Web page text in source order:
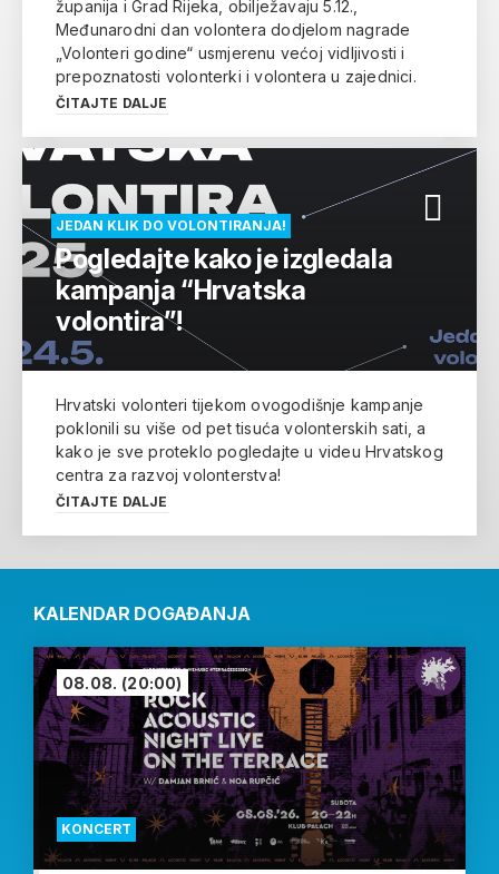
županija i Grad Rijeka, obilježavaju 5.12.,
Međunarodni dan volontera dodjelom nagrade
„Volonteri godine“ usmjerenu većoj vidljivosti i
prepoznatosti volonterki i volontera u zajednici.
ČITAJTE DALJE
JEDAN KLIK DO VOLONTIRANJA!
Pogledajte kako je izgledala
kampanja “Hrvatska
volontira”!
Hrvatski volonteri tijekom ovogodišnje kampanje
poklonili su više od pet tisuća volonterskih sati, a
kako je sve proteklo pogledajte u videu Hrvatskog
centra za razvoj volonterstva!
ČITAJTE DALJE
KALENDAR DOGAĐANJA
KONCERT
08.08. (20:00)